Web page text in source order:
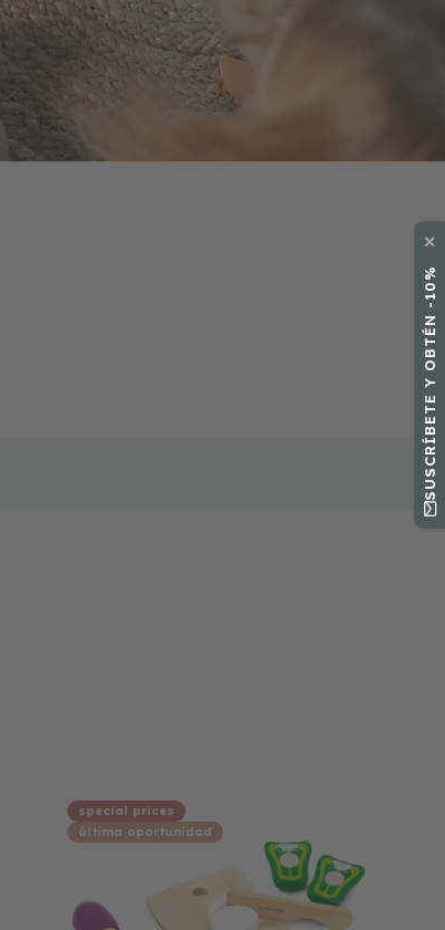
special prices
última oportunidad
✕
SUSCRÍBETE Y OBTÉN -10%